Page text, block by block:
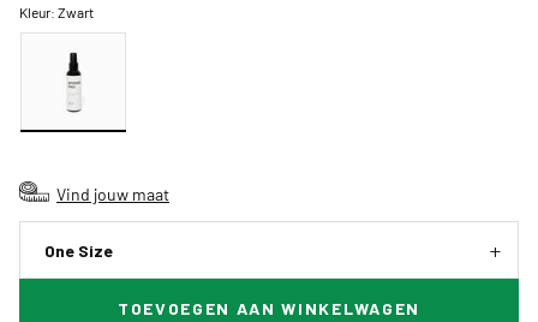
Kleur:Zwart
Vind jouw maat
One Size
TOEVOEGEN AAN WINKELWAGEN